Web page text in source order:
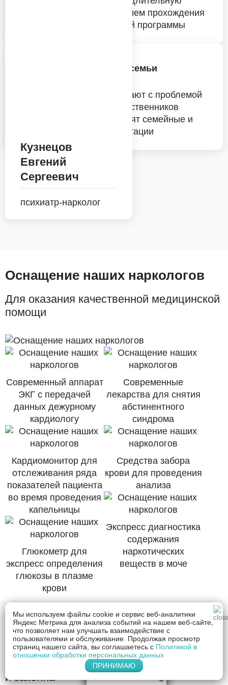
ремиссию только с условием прохождения
полной реабилитационной программы
Работа с членами семьи
Психологи клиники работают с проблемой
созависимости среди родственников
наших пациентов, проводят семейные и
индивидуальные консультации
Кузнецов
Евгений
Сергеевич
психиатр-нарколог
Оснащение наших наркологов
Для оказания качественной медицинской
помощи
Современный аппарат
ЭКГ с передачей
данных дежурному
кардиологу
Кардиомонитор для
отслеживания ряда
показателей пациента
во время проведения
капельницы
Глюкометр для
экспресс определения
глюкозы в плазме
крови
Современные
лекарства для снятия
абстинентного
синдрома
Средства забора
крови для проведения
анализа
Экспресс диагностика
содержания
наркотических
веществ в моче
Лицензии и сертификаты
Наша деятельность полностью легальна
и законна
Мы используем файлы cookie и сервис веб-аналитики
Яндекс Метрика для анализа событий на нашем веб-сайте,
что позволяет нам улучшать взаимодействие с
пользователями и обслуживание. Продолжая просмотр
страниц нашего сайта, вы соглашаетесь с Политикой в
отношении обработки персональных данных
ПРИНИМАЮ
Напишите нам
в Telegram